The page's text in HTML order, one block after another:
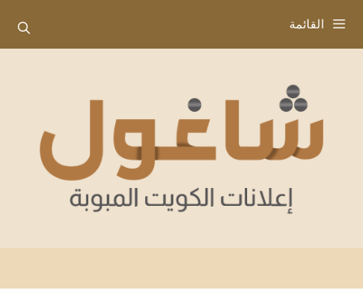
إلى
المحتوى
القائمة